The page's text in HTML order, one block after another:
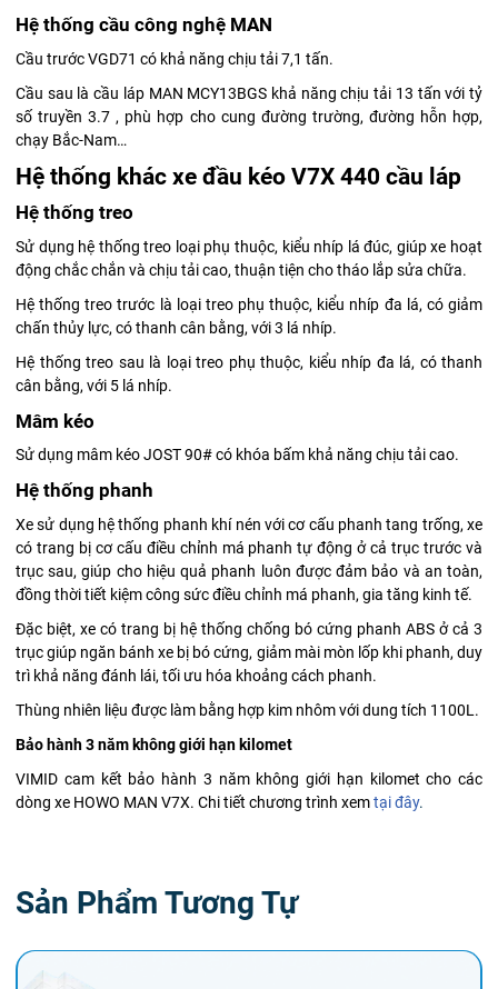
Hệ thống cầu công nghệ MAN
Cầu trước VGD71 có khả năng chịu tải 7,1 tấn.
Cầu sau là cầu láp MAN MCY13BGS khả năng chịu tải 13 tấn với tỷ
số truyền 3.7 , phù hợp cho cung đường trường, đường hỗn hợp,
chạy Bắc-Nam…
Hệ thống khác xe đầu kéo V7X 440 cầu láp
Hệ thống treo
Sử dụng hệ thống treo loại phụ thuộc, kiểu nhíp lá đúc, giúp xe hoạt
động chắc chắn và chịu tải cao, thuận tiện cho tháo lắp sửa chữa.
Hệ thống treo trước là loại treo phụ thuộc, kiểu nhíp đa lá, có giảm
chấn thủy lực, có thanh cân bằng, với 3 lá nhíp.
Hệ thống treo sau là loại treo phụ thuộc, kiểu nhíp đa lá, có thanh
cân bằng, với 5 lá nhíp.
Mâm kéo
Sử dụng mâm kéo JOST 90# có khóa bấm khả năng chịu tải cao.
Hệ thống phanh
Xe sử dụng hệ thống phanh khí nén với cơ cấu phanh tang trống, xe
có trang bị cơ cấu điều chỉnh má phanh tự động ở cả trục trước và
trục sau, giúp cho hiệu quả phanh luôn được đảm bảo và an toàn,
đồng thời tiết kiệm công sức điều chỉnh má phanh, gia tăng kinh tế.
Đặc biệt, xe có trang bị hệ thống chống bó cứng phanh ABS ở cả 3
trục giúp ngăn bánh xe bị bó cứng, giảm mài mòn lốp khi phanh, duy
trì khả năng đánh lái, tối ưu hóa khoảng cách phanh.
Thùng nhiên liệu được làm bằng hợp kim nhôm với dung tích 1100L.
Bảo hành 3 năm không giới hạn kilomet
VIMID cam kết bảo hành 3 năm không giới hạn kilomet cho các
dòng xe HOWO MAN V7X. Chi tiết chương trình xemtại đây.
Sản Phẩm Tương Tự